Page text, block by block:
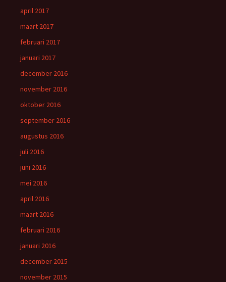
april 2017
maart 2017
februari 2017
januari 2017
december 2016
november 2016
oktober 2016
september 2016
augustus 2016
juli 2016
juni 2016
mei 2016
april 2016
maart 2016
februari 2016
januari 2016
december 2015
november 2015